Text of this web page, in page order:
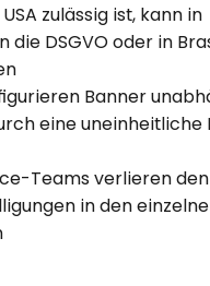
zulässig ist, kann in
die DSGVO oder in
Banner
eine uneinheitliche
Teams verlieren
in den